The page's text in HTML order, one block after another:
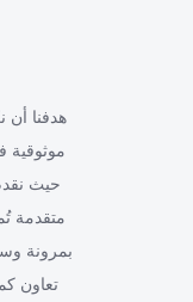
هدفنا أن
موثوقية
حيث نقدم
متقدمة
بمرونة
تعاون